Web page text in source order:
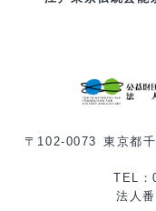
〒102-0073 東京都
TEL：
法人